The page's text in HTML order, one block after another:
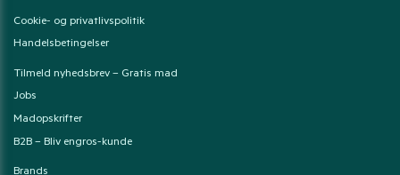
Cookie- og privatlivspolitik
Handelsbetingelser
Tilmeld nyhedsbrev – Gratis mad
Jobs
Madopskrifter
B2B – Bliv engros-kunde